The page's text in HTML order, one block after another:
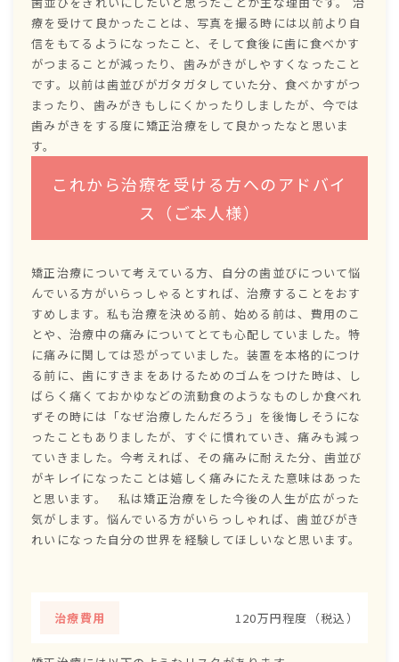
療を受けて良かったことは、写真を撮る時には以前より自
信をもてるようになったこと、そして食後に歯に食べかす
がつまることが減ったり、歯みがきがしやすくなったこと
です。以前は歯並びがガタガタしていた分、食べかすがつ
まったり、歯みがきもしにくかったりしましたが、今では
歯みがきをする度に矯正治療をして良かったなと思いま
す。
これから治療を受ける方へのアドバイ
ス（ご本人様）
矯正治療について考えている方、自分の歯並びについて悩
んでいる方がいらっしゃるとすれば、治療することをおす
すめします。私も治療を決める前、始める前は、費用のこ
とや、治療中の痛みについてとても心配していました。特
に痛みに関しては恐がっていました。装置を本格的につけ
る前に、歯にすきまをあけるためのゴムをつけた時は、し
ばらく痛くておかゆなどの流動食のようなものしか食べれ
ずその時には「なぜ治療したんだろう」を後悔しそうにな
ったこともありましたが、すぐに慣れていき、痛みも減っ
ていきました。今考えれば、その痛みに耐えた分、歯並び
がキレイになったことは嬉しく痛みにたえた意味はあった
と思います。 私は矯正治療をした今後の人生が広がった
気がします。悩んでいる方がいらっしゃれば、歯並びがき
れいになった自分の世界を経験してほしいなと思います。
治療費用 120万円程度（税込）